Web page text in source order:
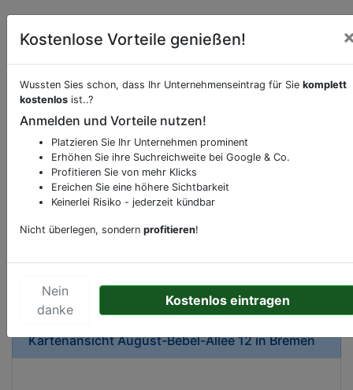
Beschreibung & Services von
Sie möchten eine Beschreibung, Dienstleistung
oder andere relevante Informationen hinzufügen?
Klicken Sie bittehierum uns zu kontaktieren.
Gerne erweitern wir Ihren Firmeneintrag um
Sonderangebote odere besondere Services, die
Ihren Wettbewerbern abheben.
KartenansichtAugust-Bebel-Allee 12inBremen
Kostenlose Vorteile genießen!
Wussten Sies schon, dass Ihr Unternehmenseintrag für Sie komplett
kostenlos ist..?
Anmelden und Vorteile nutzen!
Platzieren Sie Ihr Unternehmen prominent
Erhöhen Sie ihre Suchreichweite bei Google & Co.
Profitieren Sie von mehr Klicks
Ereichen Sie eine höhere Sichtbarkeit
Keinerlei Risiko - jederzeit kündbar
Nicht überlegen, sondern profitieren!
Nein
danke
Kostenlos eintragen